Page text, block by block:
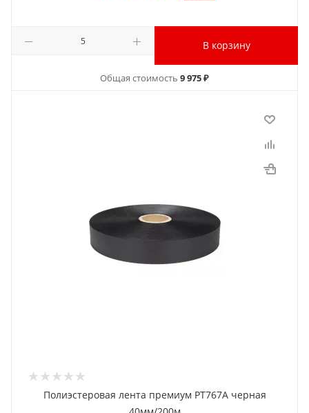
В корзину
Общая стоимость 9 975 ₽
Полиэстеровая лента премиум PT767A черная